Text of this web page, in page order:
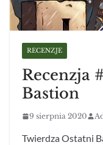
RECENZJE
Recenzja
Bastion
9 sierpnia 2020
Twierdza Ostatni